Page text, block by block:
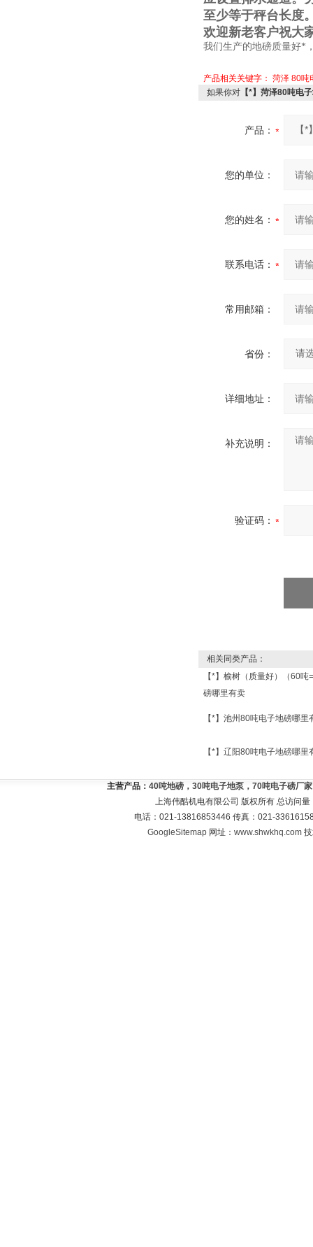
至少等于秤台长度
欢迎新老客户祝大
我们生产的地磅质量好*
产品相关关键字： 菏泽 80吨
如果你对 【*】菏泽80吨电
产品：
您的单位：
您的姓名：
联系电话：
常用邮箱：
省份：
详细地址：
补充说明：
验证码：
相关同类产品：
【*】榆树（质量好）（60
磅哪里有卖
【*】池州80吨电子地磅哪里
【*】辽阳80吨电子地磅哪里
主营产品： 40吨地磅，30吨电子地泵，70吨电子磅厂
上海伟酷机电有限公司 版权所有 总访问量
电话：021-13816853446 传真：021-
GoogleSitemap 网址：www.shwkhq.com